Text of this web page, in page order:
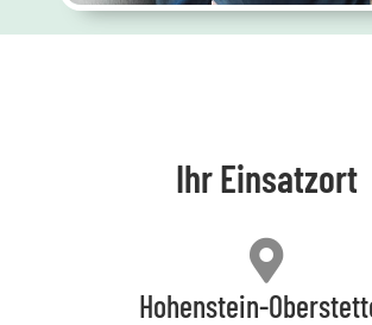
Ihr Einsatzort
Hohenstein-